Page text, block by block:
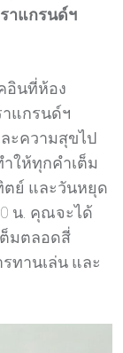
าแกรนด์ฯ
อินที่ห้อง
าแกรนด์ฯ
ละความสุขไป
ให้ทุกคำเต็ม
ตย์ และวันหยุด
น. คุณจะได้
มตลอดสี่
ทานเล่น และ